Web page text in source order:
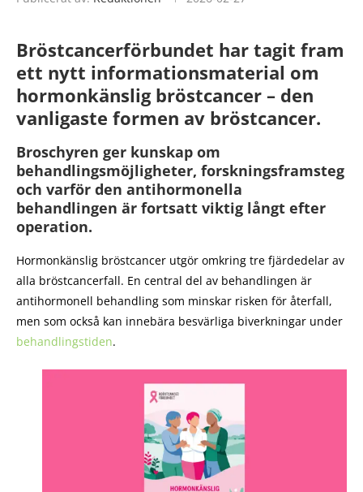
Bröstcancerförbundet har tagit fram
ett nytt informationsmaterial om
hormonkänslig bröstcancer – den
vanligaste formen av bröstcancer.
Broschyren ger kunskap om
behandlingsmöjligheter, forskningsframsteg
och varför den antihormonella
behandlingen är fortsatt viktig långt efter
operation.
Hormonkänslig bröstcancer utgör omkring tre fjärdedelar av
alla bröstcancerfall. En central del av behandlingen är
antihormonell behandling som minskar risken för återfall,
men som också kan innebära besvärliga biverkningar under
behandlingstiden.